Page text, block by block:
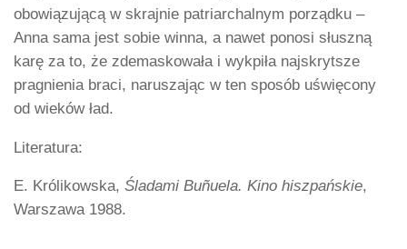
obowiązującą w skrajnie patriarchalnym porządku –
Anna sama jest sobie winna, a nawet ponosi słuszną
karę za to, że zdemaskowała i wykpiła najskrytsze
pragnienia braci, naruszając w ten sposób uświęcony
od wieków ład.
Literatura:
E. Królikowska, Śladami Buñuela. Kino hiszpańskie,
Warszawa 1988.